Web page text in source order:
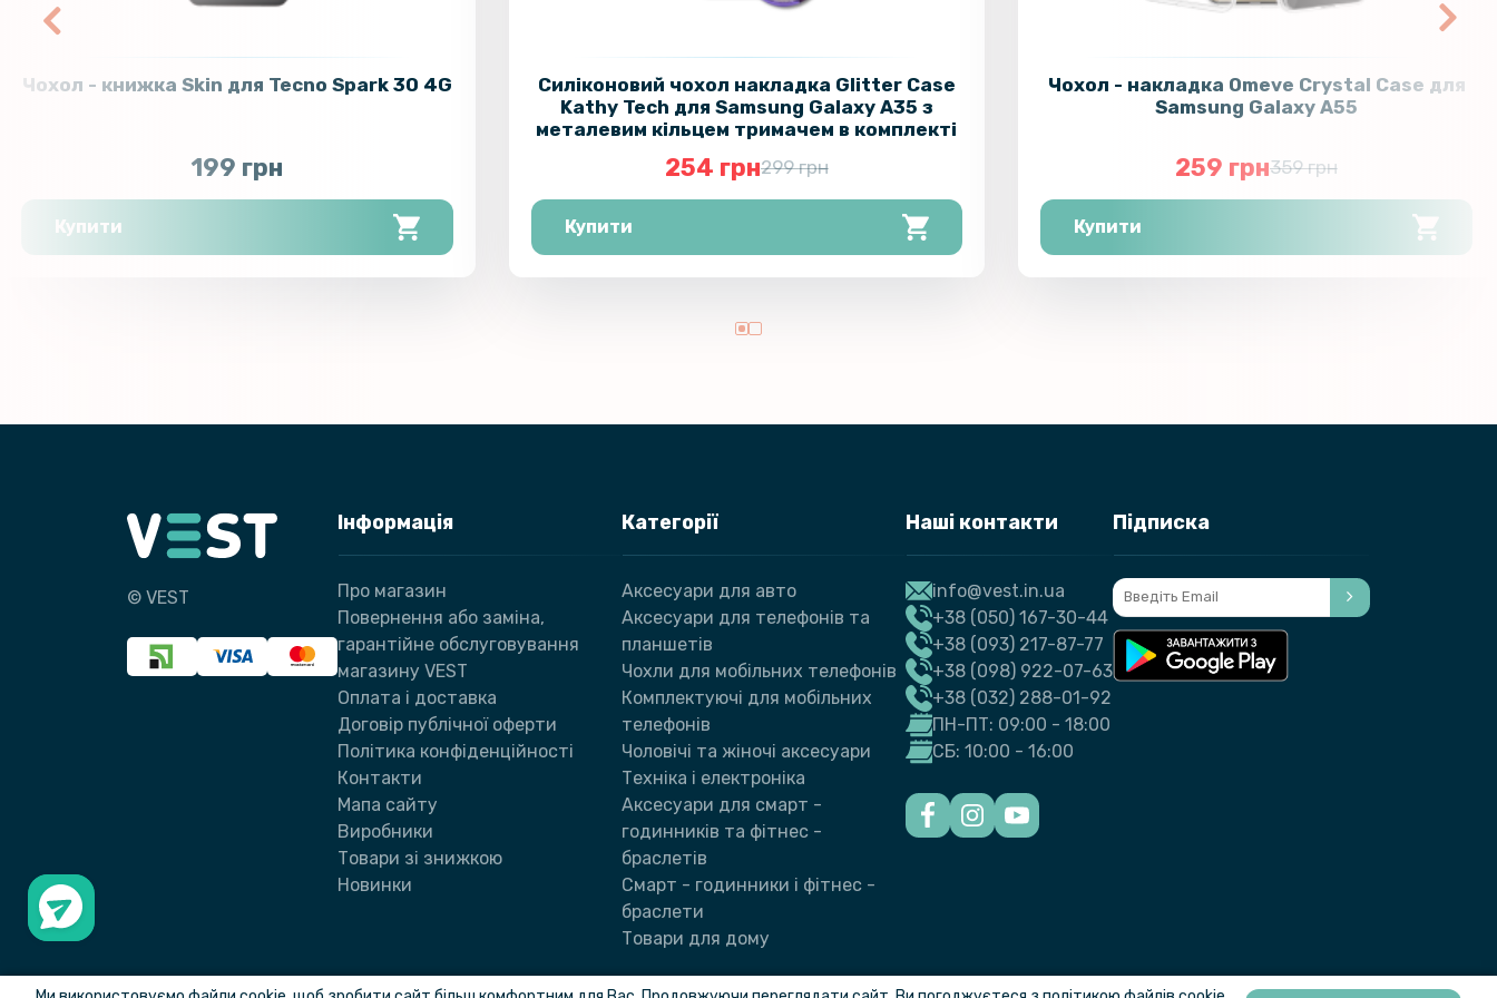
Чохол - книжка Skin для Tecno Spark 30 4G
199 грн
Купити
Силіконовий чохол накладка Glitter Case
Kathy Tech для Samsung Galaxy A35​ з
металевим кільцем тримачем в комплекті
254 грн299 грн
Купити
Чохол - накладка Omeve Crystal Case для
Samsung Galaxy A55
259 грн359 грн
Купити
© VEST
Інформація
Про магазин
Повернення або заміна,
гарантійне обслуговування
магазину VEST
Оплата і доставка
Договір публічної оферти
Політика конфіденційності
Контакти
Мапа сайту
Виробники
Товари зі знижкою
Новинки
Категорії
Аксесуари для авто
Аксесуари для телефонів та
планшетів
Чохли для мобільних телефонів
Комплектуючі для мобільних
телефонів
Чоловічі та жіночі аксесуари
Техніка і електроніка
Аксесуари для смарт -
годинників та фітнес -
браслетів
Смарт - годинники і фітнес -
браслети
Товари для дому
Наші контакти
info@vest.in.ua
+38 (050) 167-30-44
+38 (093) 217-87-77
+38 (098) 922-07-63
+38 (032) 288-01-92
ПН-ПТ: 09:00 - 18:00
СБ: 10:00 - 16:00
Підписка